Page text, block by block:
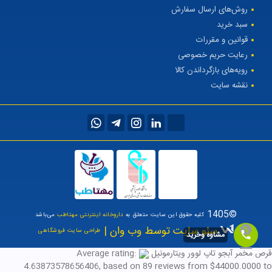
روش‌های ارسال سفارش
سبد خرید
قوانین و مقررات
رعایت حریم خصوصی
رویه‌های بازگرداندن کالا
نقشه سایت
©1405 کلیه حقوق این سایت متعلق به داروخانه اینترنتی مهتاطبمی‌باشد
سئو سایت توسط وب وان | طراحی سایت فروشگاهی
قرص مخمر آبجو تاپ لوور ویتارمونیل
Average rating:
4.63873578656406, based on 89 reviews from $44000.0000 to
مشاوه وخرید